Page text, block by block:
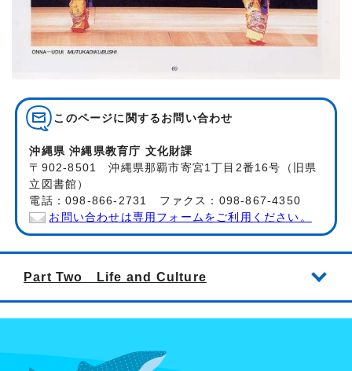
このページに関する お問い合わせ
沖縄県 沖縄県教育庁 文化財課
〒902-8501 沖縄県那覇市寄宮1丁目2番16号（旧県
立図書館）
電話：098-866-2731 ファクス：098-867-4350
お問い合わせは専用フォームをご利用ください。
Part Two Life and Culture